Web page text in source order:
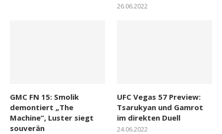
26.06.2022
GMC FN 15: Smolik
demontiert „The
Machine“, Luster siegt
souverän
UFC Vegas 57 Preview:
Tsarukyan und Gamrot
im direkten Duell
24.06.2022